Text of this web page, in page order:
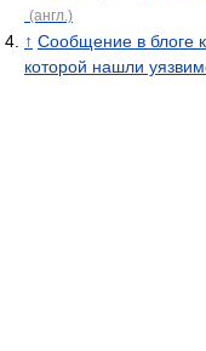
(англ.)
↑ Cообщение в блоге
которой нашли